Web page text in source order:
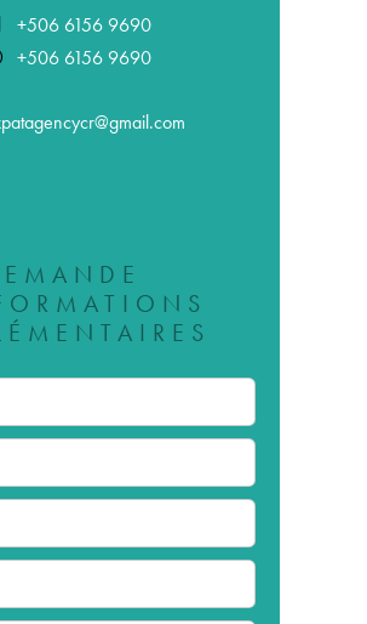
+506 6156 9690
+506 6156 9690